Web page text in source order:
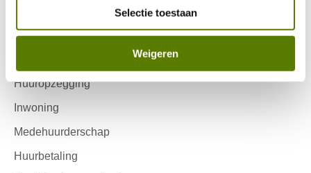
Selectie toestaan
Weigeren
Contactinformatie
Reparatieverzoek
Huuropzegging
Inwoning
Medehuurderschap
Huurbetaling